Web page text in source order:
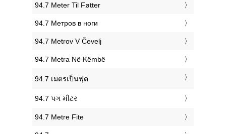
‎94.7 Meter Til Føtter
‎94.7 Метров в ноги
‎94.7 Metrov V Čevelj
‎94.7 Metra Në Këmbë
‎94.7 เมตรเป็นฟุต
‎94.7 પગ મીટર
‎94.7 Metre Fite